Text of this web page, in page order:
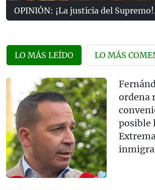
OPINIÓN: ¡La justicia del
LO MÁS LEÍDO LO MÁS
ordena
posible